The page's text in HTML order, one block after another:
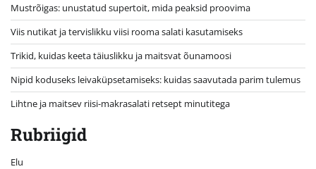
Mustrõigas: unustatud supertoit, mida peaksid proovima
Viis nutikat ja tervislikku viisi rooma salati kasutamiseks
Trikid, kuidas keeta täiuslikku ja maitsvat õunamoosi
Nipid koduseks leivaküpsetamiseks: kuidas saavutada parim tulemus
Lihtne ja maitsev riisi-makrasalati retsept minutitega
Rubriigid
Elu